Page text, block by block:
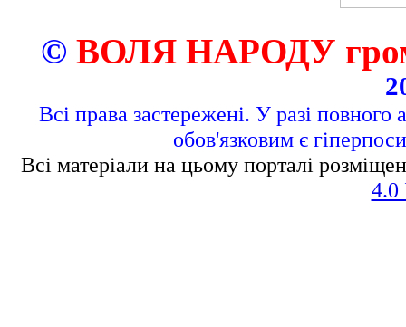
© ВОЛЯ НАРОДУ
Всі права застережені. У разі повного
обов'язковим є
Всі матеріали на цьому порталі
4.0